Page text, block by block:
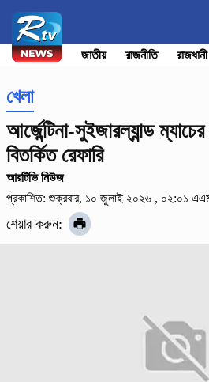
জাতীয় রাজনীতি রাজধানী
খেলা
আর্জেন্টিনা-সুইজারল্যান্ড
বিতর্কিত রেফারি
আরটিভি নিউজ
প্রকাশিত: শুক্রবার, ১০ জুলাই ২০২৬ , ০২:০১
শেয়ার করুন: